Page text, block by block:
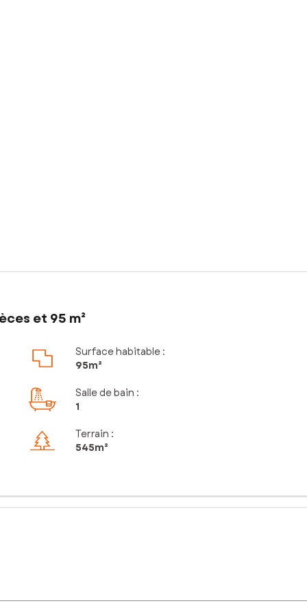
et 95 m²
Surface habitable :
95m²
Salle de bain :
1
Terrain :
545m²